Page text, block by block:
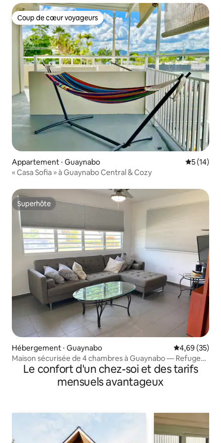
Coup de cœur voyageurs
Coup de cœur voyageurs
Appartement ⋅ Guaynabo
5 (14)
« Casa Sofia » à Guaynabo Central & Cozy
Superhôte
Superhôte
Hébergement ⋅ Guaynabo Évaluation
4,69 (35)
Maison sécurisée de 4 chambres à Guaynabo — Refuge
familial et professionnel
Le confort d'un chez-soi et des tarifs
mensuels avantageux